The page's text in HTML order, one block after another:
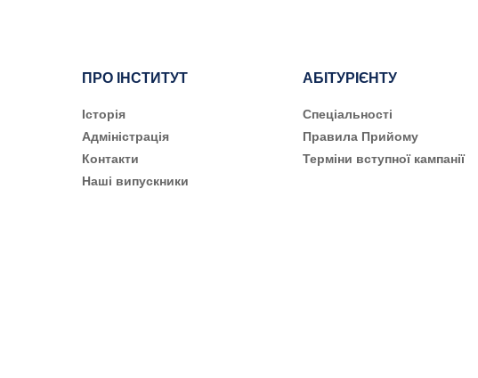
ПРО ІНСТИТУТ
Історія
Адміністрація
Контакти
Наші випускники
АБІТУРІЄНТУ
Cпеціальності
Правила Прийому
Терміни вступної кампанії